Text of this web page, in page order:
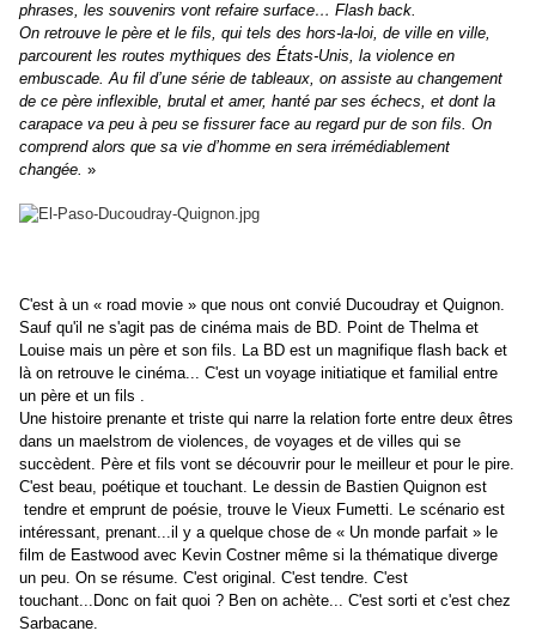
phrases, les souvenirs vont refaire surface… Flash back.
On retrouve le père et le fils, qui tels des hors-la-loi, de ville en ville,
parcourent les routes mythiques des États-Unis, la violence en
embuscade. Au fil d’une série de tableaux, on assiste au changement
de ce père inflexible, brutal et amer, hanté par ses échecs, et dont la
carapace va peu à peu se fissurer face au regard pur de son fils. On
comprend alors que sa vie d’homme en sera irrémédiablement
changée. »
C'est à un « road movie » que nous ont convié Ducoudray et Quignon.
Sauf qu'il ne s'agit pas de cinéma mais de BD. Point de Thelma et
Louise mais un père et son fils. La BD est un magnifique flash back et
là on retrouve le cinéma... C'est un voyage initiatique et familial entre
un père et un fils .
Une histoire prenante et triste qui narre la relation forte entre deux êtres
dans un maelstrom de violences, de voyages et de villes qui se
succèdent. Père et fils vont se découvrir pour le meilleur et pour le pire.
C'est beau, poétique et touchant. Le dessin de Bastien Quignon est
tendre et emprunt de poésie, trouve le Vieux Fumetti. Le scénario est
intéressant, prenant...il y a quelque chose de « Un monde parfait » le
film de Eastwood avec Kevin Costner même si la thématique diverge
un peu. On se résume. C'est original. C'est tendre. C'est
touchant...Donc on fait quoi ? Ben on achète... C'est sorti et c'est chez
Sarbacane.